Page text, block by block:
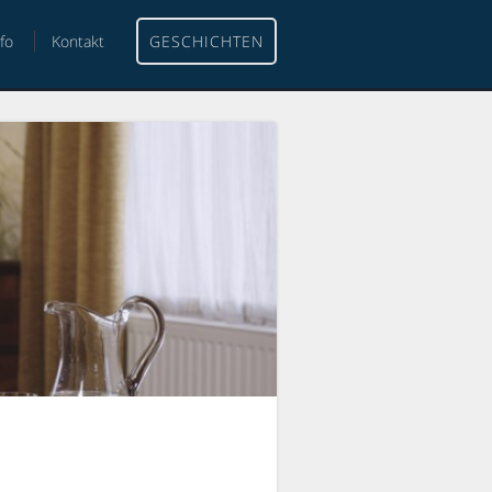
Kontakt GESCHICHTEN